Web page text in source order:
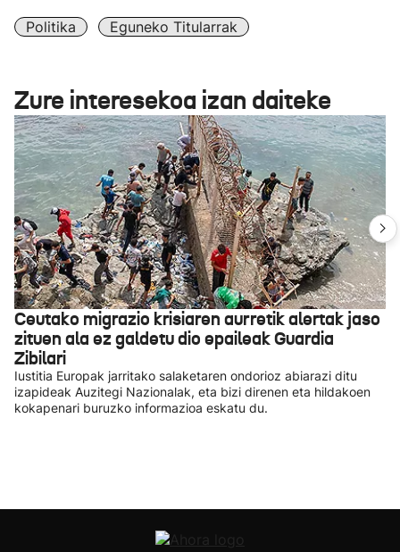
Politika Eguneko Titularrak
Zure interesekoa izan daiteke
Ceutako migrazio krisiaren aurretik alertak jaso
zituen ala ez galdetu dio epaileak Guardia
Zibilari
Iustitia Europak jarritako salaketaren ondorioz abiarazi ditu
izapideak Auzitegi Nazionalak, eta bizi direnen eta hildakoen
kokapenari buruzko informazioa eskatu du.